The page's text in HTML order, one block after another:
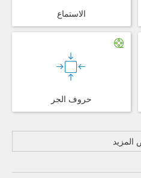
الاستماع
حروف الجر